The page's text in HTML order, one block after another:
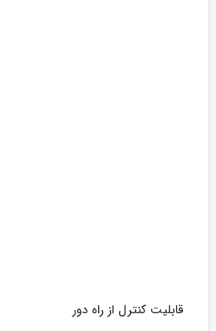
قابلیت کنترل از راه دور